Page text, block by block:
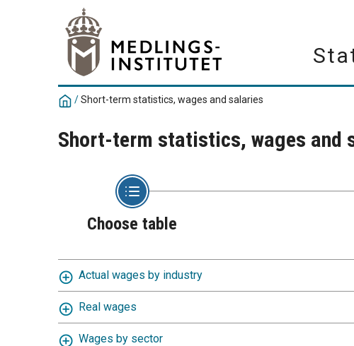
/Short-term statistics, wages and salaries
Short-term statistics, wages and
Choose table
Actual wages by industry
Real wages
Wages by sector